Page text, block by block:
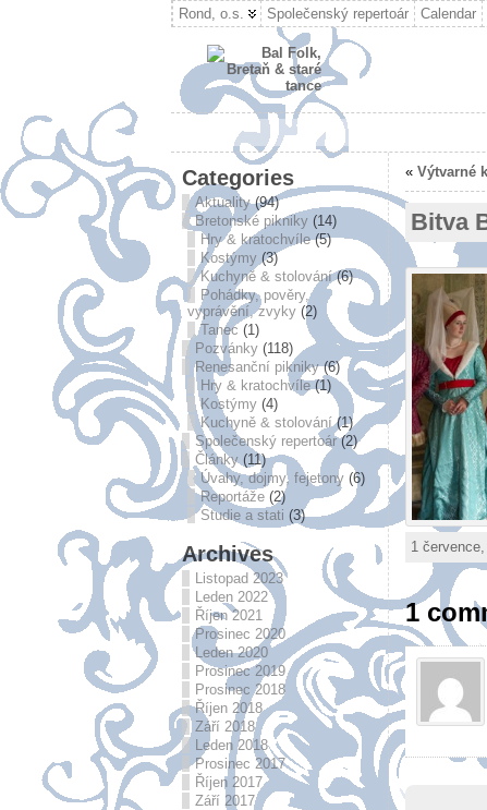
Rond, o.s. Společenský repertoár Calendar
Categories
Aktuality(94)
Bretonské pikniky (14)
Hry & kratochvíle(5)
Kostýmy (3)
Kuchyně & stolování(6)
Pohádky, pověry,
vyprávění, zvyky(2)
Tanec (1)
Pozvánky(118)
Renesanční pikniky(6)
Hry & kratochvíle(1)
Kostýmy(4)
Kuchyně & stolování(1)
Společenský repertoár(2)
Články(11)
Úvahy, dojmy, fejetony(6)
Reportáže(2)
Studie a stati (3)
Archives
Listopad 2023
Leden 2022
Říjen 2021
Prosinec 2020
Leden 2020
Prosinec 2019
Prosinec 2018
Říjen 2018
Září 2018
Leden 2018
Prosinec 2017
Říjen 2017
Září 2017
« Výtvarné
Bitva
1
1